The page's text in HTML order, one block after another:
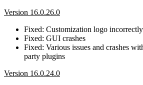
Version 16.0.26.0
Fixed: Customization logo
Fixed: GUI crashes
Fixed: Various issues and crashes
party plugins
Version 16.0.24.0